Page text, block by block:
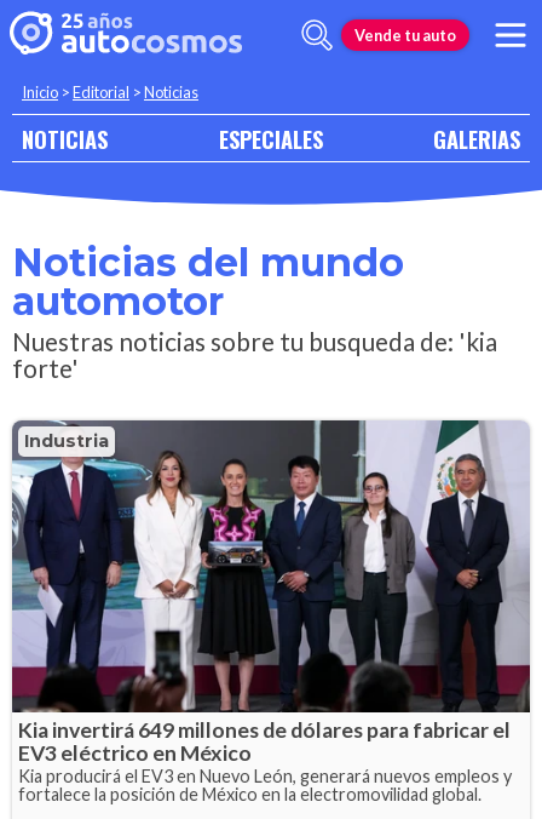
Vende tu auto
Inicio >Editorial >Noticias
NOTICIAS ESPECIALES GALERIAS
Noticias del mundo
automotor
Nuestras noticias sobre tu busqueda de: 'kia
forte'
Industria
Kia invertirá 649 millones de dólares para fabricar el
EV3 eléctrico en México
Kia producirá el EV3 en Nuevo León, generará nuevos empleos y
fortalece la posición de México en la electromovilidad global.